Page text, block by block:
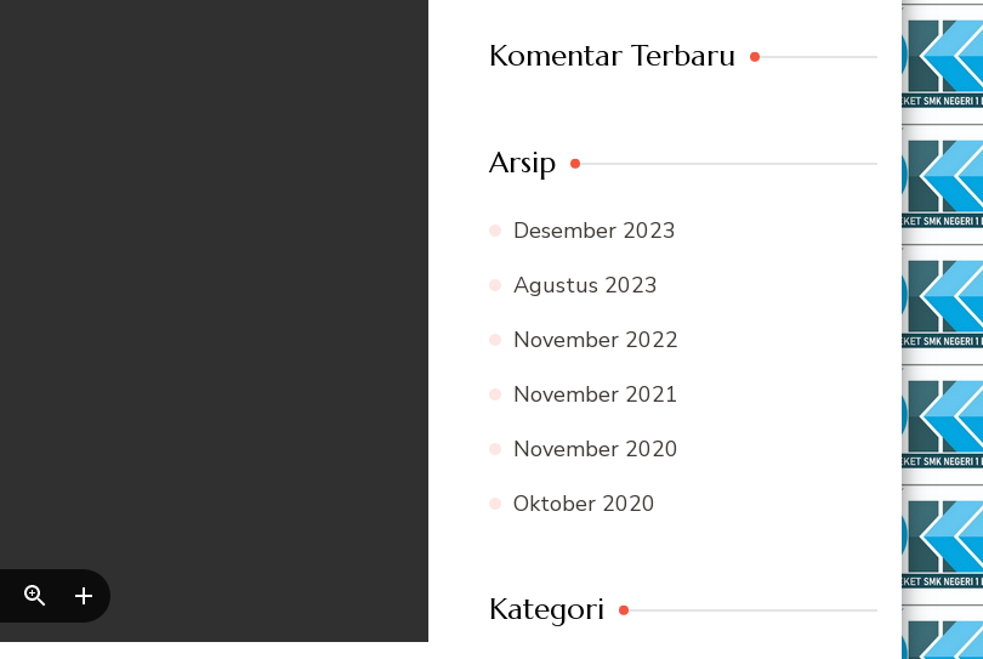
Komentar Terbaru
Arsip
Desember 2023
Agustus 2023
November 2022
November 2021
November 2020
Oktober 2020
Kategori